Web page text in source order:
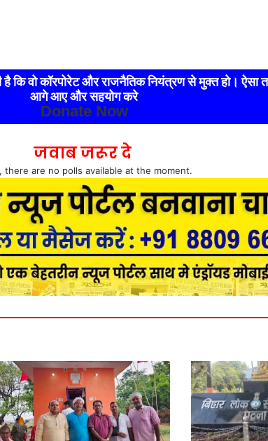
कि वो कॉरपोरेट और राजनैतिक नियंत्रण से मुक्त हो। ऐसा
आगे आए और सहयोग करे
Donate Now
जवाब जरूर दे
there are no polls available at the moment.